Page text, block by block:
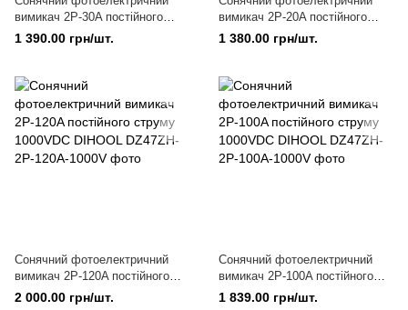
вимикач 2P-30A постійного
струму 1000VDC DIHOOL
1 390.00 грн/шт.
вимикач 2P-20A постійного
струму 1000VDC DIHOOL
1 380.00 грн/шт.
Coнячний фотоелектричний
вимикач 2P-120A постійного
струму 1000VDC DIHOOL
2 000.00 грн/шт.
Coнячний фотоелектричний
вимикач 2P-100A постійного
струму 1000VDC DIHOOL
1 839.00 грн/шт.